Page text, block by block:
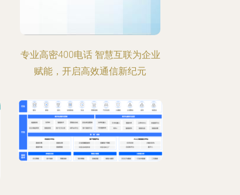
专业高密400电话 智慧互联为企业
赋能，开启高效通信新纪元